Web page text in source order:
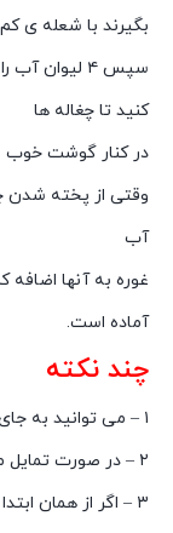
بگیرند با شعله ی کم درب
کنید تا چغاله ها
در کنار گوشت خوب
وقتی از پخته شدن
آب
آماده است.
چند نکته
۱ – می توانید به جای گوشت قرمز از گوشت مرغ نیز استفاده کنید.
۲ – در صورت تمایل می توانید در پایان کار کمی رب گوجه نیز بزنید.
۳ – اگر از همان